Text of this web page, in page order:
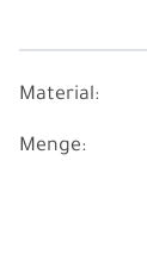
Material:
Menge: